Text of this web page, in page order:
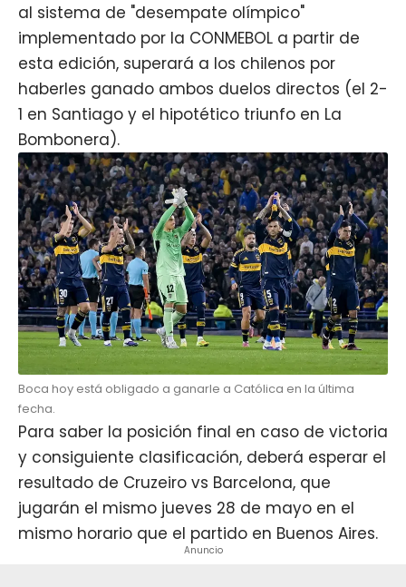
al sistema de "desempate olímpico"
implementado por la CONMEBOL a partir de
esta edición, superará a los chilenos por
haberles ganado ambos duelos directos (el 2-
1 en Santiago y el hipotético triunfo en La
Bombonera).
Boca hoy está obligado a ganarle a Católica en la última
fecha.
Para saber la posición final en caso de victoria
y consiguiente clasificación, deberá esperar el
resultado de Cruzeiro vs Barcelona, que
jugarán el mismo jueves 28 de mayo en el
mismo horario que el partido en Buenos Aires.
Anuncio